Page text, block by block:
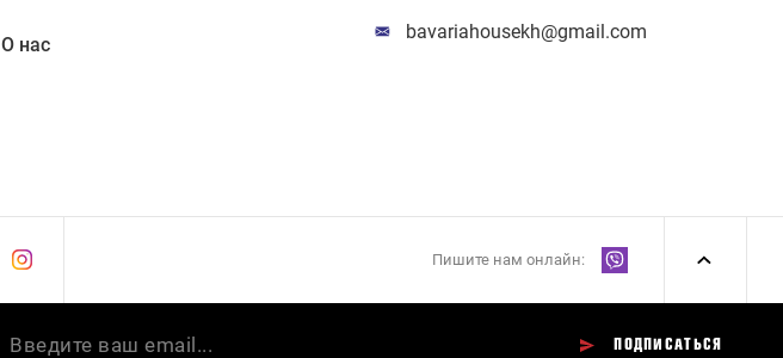
О нас
bavariahousekh@gmail.com
Пишите нам онлайн:
ПОДПИСАТЬСЯ